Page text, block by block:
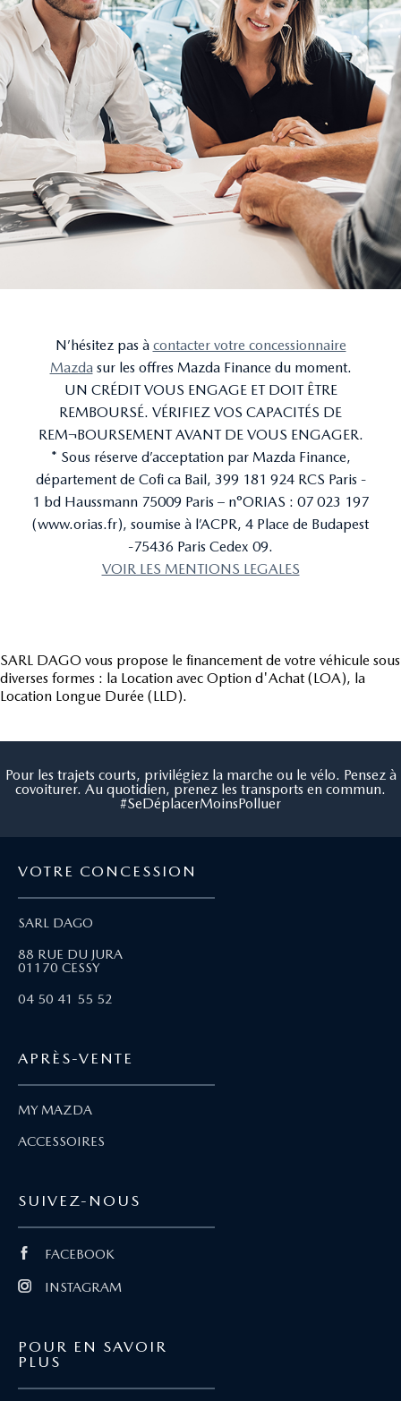
N’hésitez pas à contacter votre concessionnaire
Mazda sur les offres Mazda Finance du moment.
UN CRÉDIT VOUS ENGAGE ET DOIT ÊTRE
REMBOURSÉ. VÉRIFIEZ VOS CAPACITÉS DE
REM¬BOURSEMENT AVANT DE VOUS ENGAGER.
* Sous réserve d’acceptation par Mazda Finance,
département de Cofi ca Bail, 399 181 924 RCS Paris -
1 bd Haussmann 75009 Paris – n°ORIAS : 07 023 197
(www.orias.fr), soumise à l’ACPR, 4 Place de Budapest
-75436 Paris Cedex 09.
VOIR LES MENTIONS LEGALES
SARL DAGO vous propose le financement de votre véhicule sous
diverses formes : la Location avec Option d'Achat (LOA), la
Location Longue Durée (LLD).
Pour les trajets courts, privilégiez la marche ou le vélo. Pensez à
covoiturer. Au quotidien, prenez les transports en commun.
#SeDéplacerMoinsPolluer
VOTRE CONCESSION
SARL DAGO
88 RUE DU JURA
01170 CESSY
04 50 41 55 52
APRÈS-VENTE
MY MAZDA
ACCESSOIRES
SUIVEZ-NOUS
FACEBOOK
INSTAGRAM
POUR EN SAVOIR
PLUS